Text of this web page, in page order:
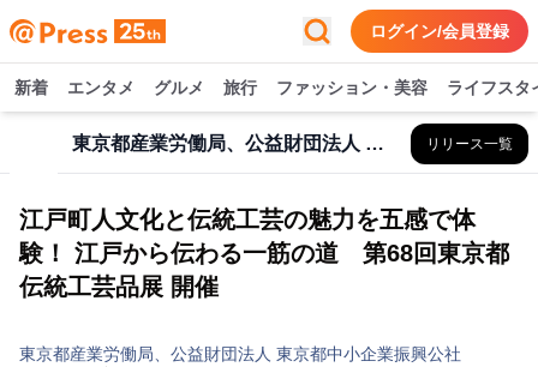
ログイン/会員登録
新着 エンタメ グルメ 旅行 ファッション・美容 ライフスタ
東京都産業労働局、公益財団法人 東京都中小企業振興公社 リリース一覧
江戸町人文化と伝統工芸の魅力を五感で体
験！ 江戸から伝わる一筋の道 第68回東京都
伝統工芸品展 開催
東京都産業労働局、公益財団法人 東京都中小企業振興公社